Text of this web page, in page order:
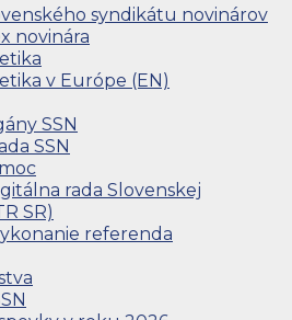
syndikátu novinárov
novinára
v Európe (EN)
SSN
SSN
rada Slovenskej
SR)
referenda